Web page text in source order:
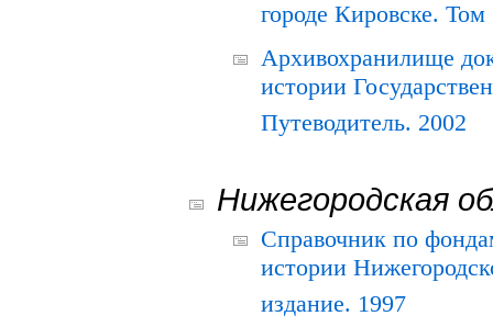
городе Кировске.
Архивохранилище
истории
Путеводитель. 2002
Нижегородская
Справочник по
истории
издание. 1997